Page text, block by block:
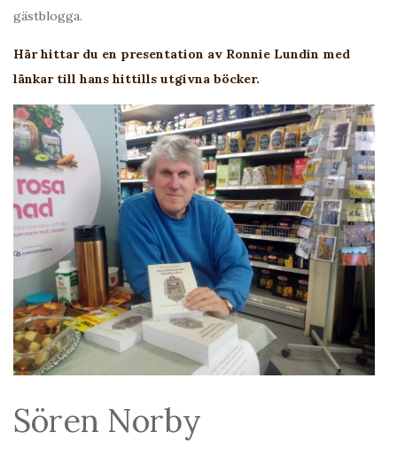
gästblogga.
Här hittar du en presentation av Ronnie Lundin med
länkar till hans hittills utgivna böcker.
Sören Norby